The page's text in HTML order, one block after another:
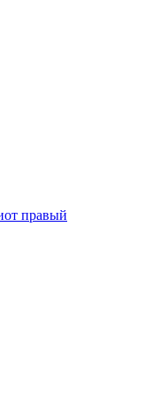
правый